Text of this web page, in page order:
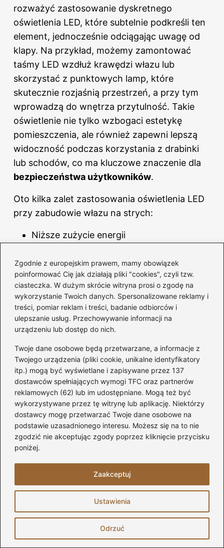
Zgodnie z europejskim prawem, mamy obowiązek
poinformować Cię jak działają pliki "cookies", czyli tzw.
ciasteczka. W dużym skrócie witryna prosi o zgodę na
wykorzystanie Twoich danych. Spersonalizowane reklamy i
treści, pomiar reklam i treści, badanie odbiorców i
ulepszanie usług. Przechowywanie informacji na
urządzeniu lub dostęp do nich.
Twoje dane osobowe będą przetwarzane, a informacje z
Twojego urządzenia (pliki cookie, unikalne identyfikatory
itp.) mogą być wyświetlane i zapisywane przez 137
dostawców spełniających wymogi TFC oraz partnerów
reklamowych (62) lub im udostępniane. Mogą też być
wykorzystywane przez tę witrynę lub aplikację. Niektórzy
dostawcy mogę przetwarzać Twoje dane osobowe na
podstawie uzasadnionego interesu. Możesz się na to nie
zgodzić nie akceptując zgody poprzez kliknięcie przycisku
poniżej.
Ustawienia
Odrzuć
Zaakceptuj
rozważyć zastosowanie dyskretnego
oświetlenia LED, które subtelnie podkreśli ten
element, jednocześnie odciągając uwagę od
klapy. Na przykład, możemy zamontować
taśmy LED wzdłuż krawędzi włazu lub
skorzystać z punktowych lamp, które
skutecznie rozjaśnią przestrzeń, a przy tym
wprowadzą do wnętrza przytulność. Takie
oświetlenie nie tylko wzbogaci estetykę
pomieszczenia, ale również zapewni lepszą
widoczność podczas korzystania z drabinki
lub schodów, co ma kluczowe znaczenie dla
bezpieczeństwa użytkowników.
Oto kilka zalet zastosowania oświetlenia LED
przy zabudowie włazu na strych:
Niższe zużycie energii
Możliwość efektownego oświetlenia
przestrzeni
Zwiększenie bezpieczeństwa
użytkowników
Nowoczesny i estetyczny wygląd
Meble maskujące
Właz na strychczęsto bywa niedoceniany,
mimo że jego estetyczne wykończenie potrafi
naprawdę odmienić wygląd całego wnętrza.
Możliwości maskowania stoją przed nami
otworem, a najprostsza metoda, jaką możemy
zastosować, to malowanie klapy włazu na
kolor sufitu. Dzięki temu właz niemal znika z
pola widzenia i nie rzuca się w oczy. Jeśli
jednak pragniesz wprowadzić do wnętrza
odrobinę charakteru, warto sięgnąć po
panele dekoracyjne lub stylowe listwy
maskujące. Te elementy skutecznie ukryją